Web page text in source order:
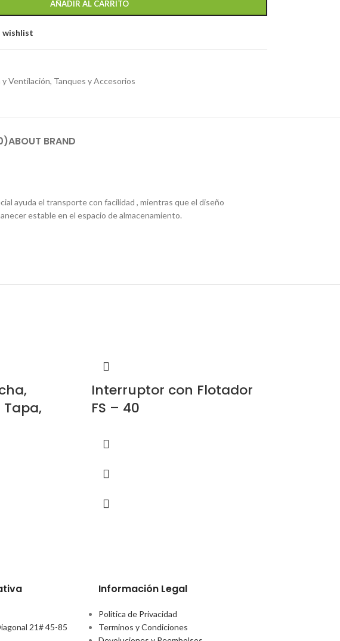
AÑADIR AL CARRITO
wishlist
y Ventilación, Tanques y Accesorios
ABOUT BRAND
ayuda el transporte con facilidad , mientras que el diseño
estable en el espacio de almacenamiento.
Tapa,
Interruptor con Flotador
FS – 40
21# 45-85
Información Legal
Politica de Privacidad
Terminos y Condiciones